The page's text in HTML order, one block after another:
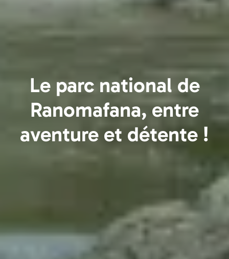
Le parc national de
Ranomafana, entre
aventure et détente !